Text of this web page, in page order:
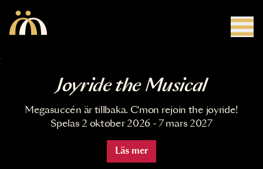
Joyride the Musical
Megasuccén är tillbaka. C'mon rejoin the joyride!
Spelas 2 oktober 2026 - 7 mars 2027
Läs mer